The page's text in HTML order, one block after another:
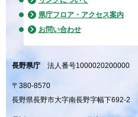
県庁フロア・アクセス案内
お問い合わせ
長野県庁 法人番号1000020200000
〒380-8570
長野県長野市大字南長野字幅下692-2